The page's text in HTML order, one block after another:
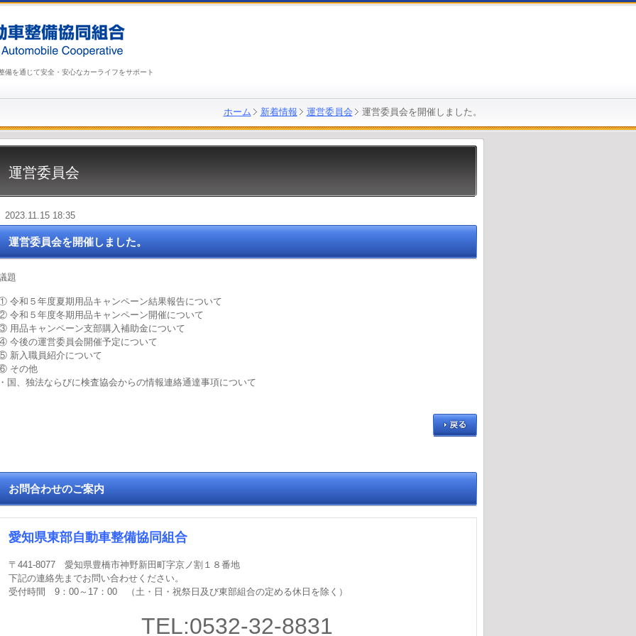
を通じて安全・安心なカーライフをサポート
ホーム 新着情報 運営委員会 運営委員会を開催しました。
運営委員会
2023.11.15 18:35
運営委員会を開催しました。
題
令和５年度夏期用品キャンペーン結果報告について
令和５年度冬期用品キャンペーン開催について
用品キャンペーン支部購入補助金について
今後の運営委員会開催予定について
新入職員紹介について
その他
国、独法ならびに検査協会からの情報連絡通達事項について
お問合わせのご案内
愛知県東部自動車整備協同組合
〒441-8077 愛知県豊橋市神野新田町字京ノ割１８番地
下記の連絡先までお問い合わせください。
受付時間 9：00～17：00 （土・日・祝祭日及び東部組合の定める休日を除く）
TEL:0532-32-8831